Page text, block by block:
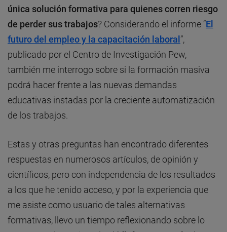
única solución formativa para quienes corren riesgo
de perder sus trabajos? Considerando el informe “El
futuro del empleo y la capacitación laboral”,
publicado por el Centro de Investigación Pew,
también me interrogo sobre si la formación masiva
podrá hacer frente a las nuevas demandas
educativas instadas por la creciente automatización
de los trabajos.
Estas y otras preguntas han encontrado diferentes
respuestas en numerosos artículos, de opinión y
científicos, pero con independencia de los resultados
a los que he tenido acceso, y por la experiencia que
me asiste como usuario de tales alternativas
formativas, llevo un tiempo reflexionando sobre lo